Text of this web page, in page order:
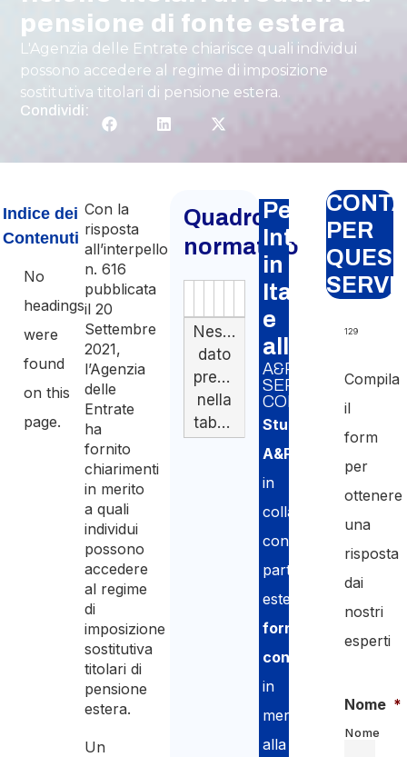
pensione di fonte estera
L'Agenzia delle Entrate chiarisce quali individui
possono accedere al regime di imposizione
sostitutiva titolari di pensione estera.
Condividi:
Indice dei
Contenuti
No
headings
were
found
on this
page.
Con la
risposta
all’interpello
n. 616
pubblicata
il 20
Settembre
2021,
l’Agenzia
delle
Entrate
ha
fornito
chiarimenti
in merito
a quali
individui
possono
accedere
al regime
di
imposizione
sostitutiva
titolari di
pensione
estera.
Un
Quadro
normativo
Numero
Articolo
Data
Link
Nessun
dato
presente
nella
tabella
A&P
SERVIZIO
CORRELATO:
Pensione
in
Italia
e
all’estero
Studio
A&P
in
collaborazione
con
partner
esterni,
fornisce
consulenza
in
merito
alla
PER
129
Compila
il
form
per
ottenere
una
risposta
dai
nostri
esperti
Nome *
Nome